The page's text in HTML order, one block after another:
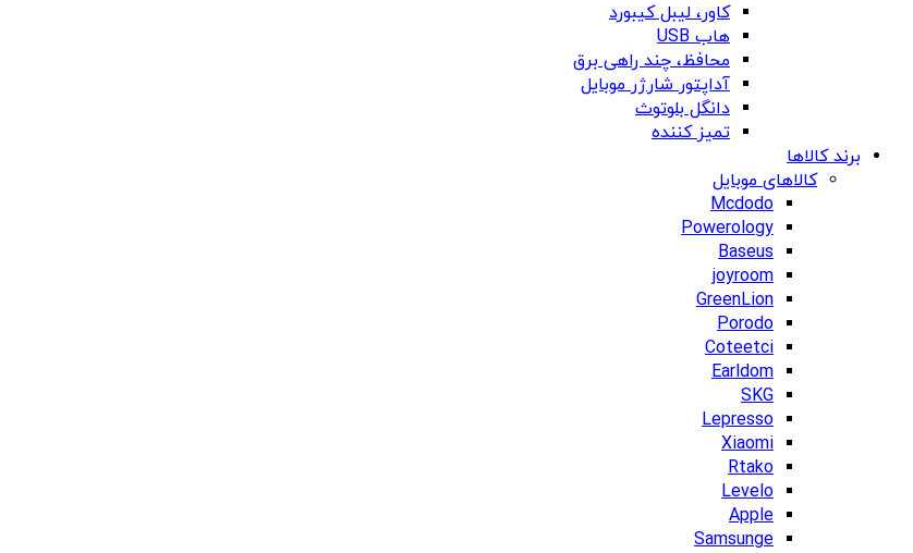
کاور، لیبل کیبورد
هاب USB
محافظ، چند راهی برق
آداپتور شارژر موبایل
دانگل بلوتوث
تمیز کننده
برند کالاها
کالاهای موبایل
Mcdodo
Powerology
Baseus
joyroom
GreenLion
Porodo
Coteetci
Earldom
SKG
Lepresso
Xiaomi
Rtako
Levelo
Apple
Samsunge